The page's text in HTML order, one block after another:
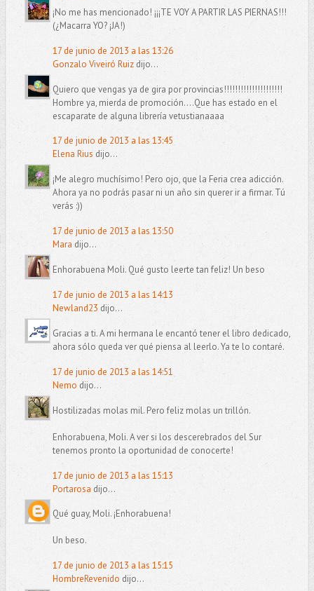
¡No me has mencionado! ¡¡¡TE VOY A PARTIR LAS PIERNAS!!!
(¿Macarra YO? ¡JA!)
17 de junio de 2013 a las 13:26
Gonzalo Viveiró Ruizdijo...
Quiero que vengas ya de gira por provincias!!!!!!!!!!!!!!!!!!!!!
Hombre ya, mierda de promoción....Que has estado en el
escaparate de alguna librería vetustianaaaa
17 de junio de 2013 a las 13:45
Elena Rius dijo...
¡Me alegro muchísimo! Pero ojo, que la Feria crea adicción.
Ahora ya no podrás pasar ni un año sin querer ir a firmar. Tú
verás :))
17 de junio de 2013 a las 13:50
Mara dijo...
Enhorabuena Moli. Qué gusto leerte tan feliz! Un beso
17 de junio de 2013 a las 14:13
Newland23 dijo...
Gracias a ti. A mi hermana le encantó tener el libro dedicado,
ahora sólo queda ver qué piensa al leerlo. Ya te lo contaré.
17 de junio de 2013 a las 14:51
Nemo dijo...
Hostilizadas molas mil. Pero feliz molas un trillón.
Enhorabuena, Moli. A ver si los descerebrados del Sur
tenemos pronto la oportunidad de conocerte!
17 de junio de 2013 a las 15:13
Portarosa dijo...
Qué guay, Moli. ¡Enhorabuena!
Un beso.
17 de junio de 2013 a las 15:15
HombreRevenido dijo...